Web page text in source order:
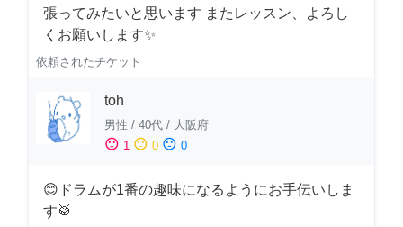
張ってみたいと思います またレッスン、よろし
くお願いします✨
依頼されたチケット
toh
男性 / 40代 / 大阪府
sentiment_satisfied 1 sentiment_neutral 0 sentiment_dissatisfied 0
😊ドラムが1番の趣味になるようにお手伝いしま
す🥁